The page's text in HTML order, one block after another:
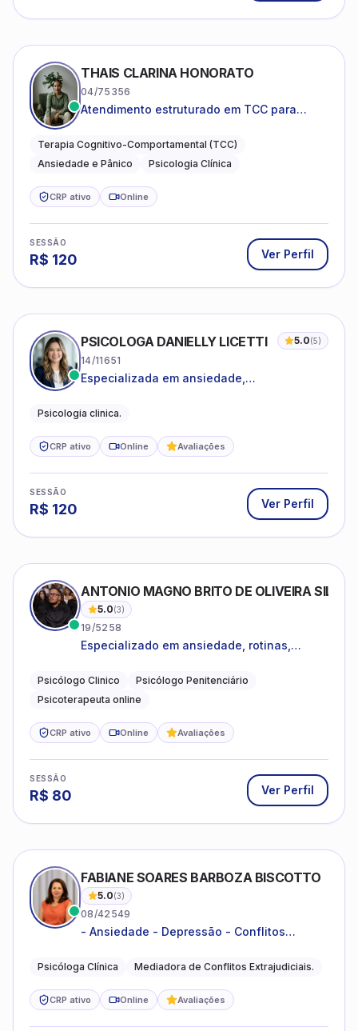
THAIS CLARINA HONORATO
04/75356
Atendimento estruturado em TCC para
excessiva
Terapia Cognitivo-Comportamental (TCC)
Ansiedade e Pânico
Psicologia Clínica
CRP ativo Online
SESSÃO
R$ 120 Ver Perfil
PSICOLOGA DANIELLY LICETTI 5.0(5)
14/11651
Especializada em ansiedade,
Psicologia clinica.
CRP ativo Online Avaliações
SESSÃO
R$ 120 Ver Perfil
ANTONIO MAGNO BRITO DE OLIVEIRA SILVA
5.0(3)
19/5258
Especializado em ansiedade, rotinas,
familiares e questões comportamentais.
Psicólogo Clinico
Psicólogo Penitenciário
Psicoterapeuta online
CRP ativo Online Avaliações
SESSÃO
R$ 80 Ver Perfil
FABIANE SOARES BARBOZA BISCOTTO
5.0(3)
08/42549
- Ansiedade - Depressão - Conflitos
relacionamentos - Autoestima -
Psicóloga Clínica Mediadora de Conflitos Extrajudiciais.
CRP ativo Online Avaliações